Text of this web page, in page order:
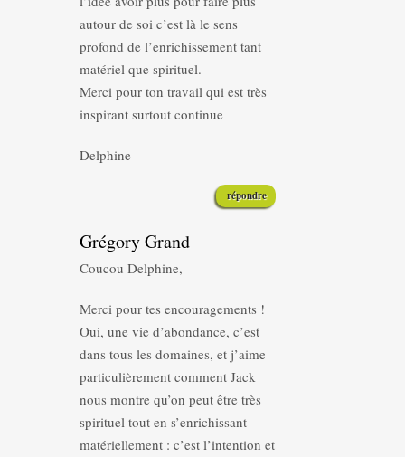
autour de soi c’est là le sens
profond de l’enrichissement tant
matériel que spirituel.
Merci pour ton travail qui est très
inspirant surtout continue
Delphine
répondre
Grégory Grand
Coucou Delphine,
Merci pour tes encouragements !
Oui, une vie d’abondance, c’est
dans tous les domaines, et j’aime
particulièrement comment Jack
nous montre qu’on peut être très
spirituel tout en s’enrichissant
matériellement : c’est l’intention et